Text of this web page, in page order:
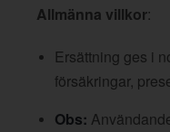
Allmänna villkor:
Ersättning ges i
försäkringar,
Obs: